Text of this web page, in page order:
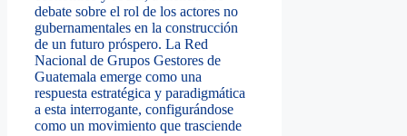
debate sobre el rol de los actores no
gubernamentales en la construcción
de un futuro próspero. La Red
Nacional de Grupos Gestores de
Guatemala emerge como una
respuesta estratégica y paradigmática
a esta interrogante, configurándose
como un movimiento que trasciende